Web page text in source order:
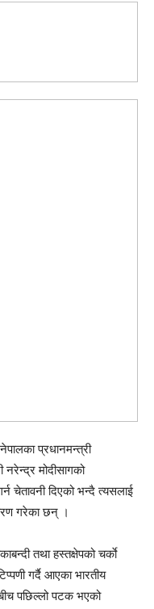
प्रधानमन्त्री
मोदीसागको
चेतावनी दिएको भन्दै त्यसलाई
गरेका छन् ।
तथा हस्तक्षेपको चर्काे
गर्दै आएका भारतीय
पछिल्लो पटक भएको